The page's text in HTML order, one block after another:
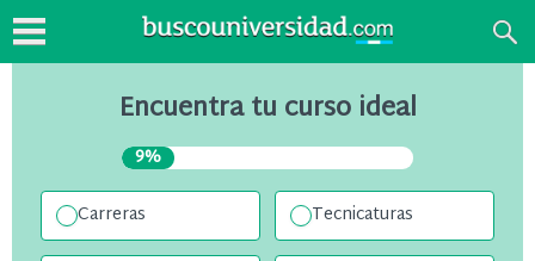
Encuentra tu curso ideal
9%
Carreras
Tecnicaturas